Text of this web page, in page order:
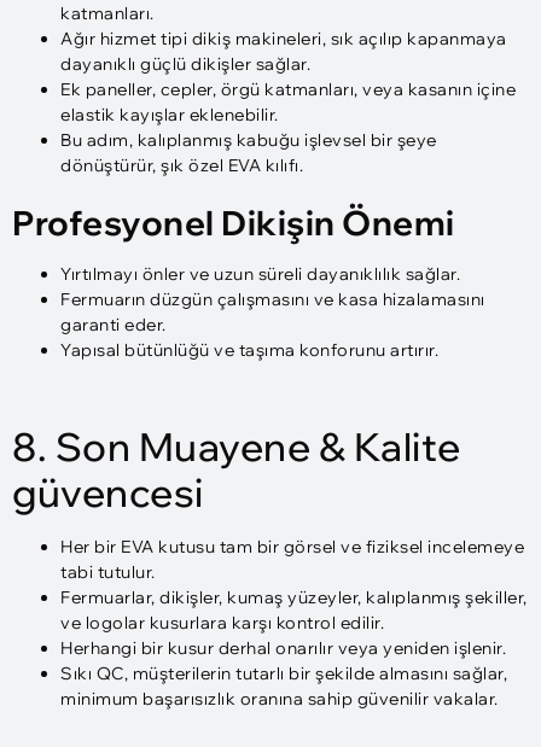
katmanları.
Ağır hizmet tipi dikiş makineleri, sık açılıp kapanmaya
dayanıklı güçlü dikişler sağlar.
Ek paneller, cepler, örgü katmanları, veya kasanın içine
elastik kayışlar eklenebilir.
Bu adım, kalıplanmış kabuğu işlevsel bir şeye
dönüştürür, şık özel EVA kılıfı.
Profesyonel Dikişin Önemi
Yırtılmayı önler ve uzun süreli dayanıklılık sağlar.
Fermuarın düzgün çalışmasını ve kasa hizalamasını
garanti eder.
Yapısal bütünlüğü ve taşıma konforunu artırır.
8. Son Muayene & Kalite
güvencesi
Her bir EVA kutusu tam bir görsel ve fiziksel incelemeye
tabi tutulur.
Fermuarlar, dikişler, kumaş yüzeyler, kalıplanmış şekiller,
ve logolar kusurlara karşı kontrol edilir.
Herhangi bir kusur derhal onarılır veya yeniden işlenir.
Sıkı QC, müşterilerin tutarlı bir şekilde almasını sağlar,
minimum başarısızlık oranına sahip güvenilir vakalar.